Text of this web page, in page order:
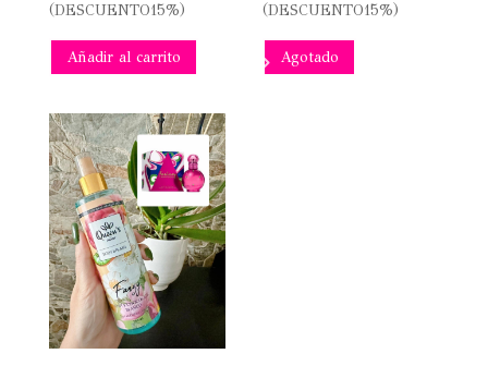
(DESCUENTO15%)
Añadir al carrito
(DESCUENTO15%)
Agotado